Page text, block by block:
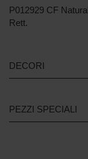
P012929 CF Natural
Rett.
DECORI
PEZZI SPECIALI